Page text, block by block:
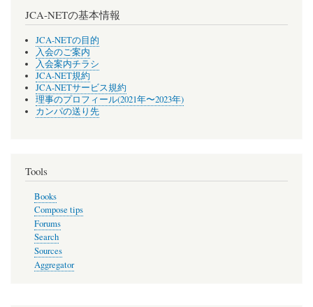
JCA-NETの基本情報
JCA-NETの目的
入会のご案内
入会案内チラシ
JCA-NET規約
JCA-NETサービス規約
理事のプロフィール(2021年〜2023年)
カンパの送り先
Tools
Books
Compose tips
Forums
Search
Sources
Aggregator